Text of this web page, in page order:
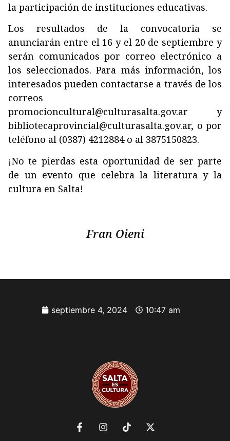
la participación de instituciones educativas.
Los resultados de la convocatoria se
anunciarán entre el 16 y el 20 de septiembre y
serán comunicados por correo electrónico a
los seleccionados. Para más información, los
interesados pueden contactarse a través de los
correos
promocioncultural@culturasalta.gov.ar y
bibliotecaprovincial@culturasalta.gov.ar, o por
teléfono al (0387) 4212884 o al 3875150823.
¡No te pierdas esta oportunidad de ser parte
de un evento que celebra la literatura y la
cultura en Salta!
Fran Oieni
septiembre 4, 2024 10:47 am